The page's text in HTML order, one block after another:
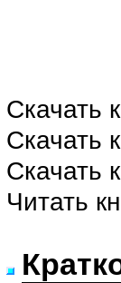
Скачать
Скачать
Скачать
Читать